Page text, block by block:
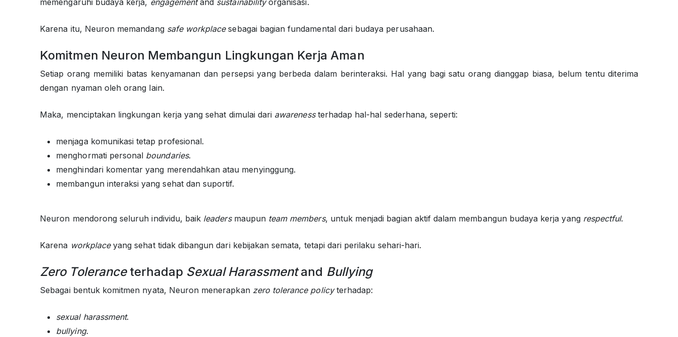
Karena itu, Neuron memandang safe workplacesebagai bagian fundamental dari budaya perusahaan.
Komitmen Neuron Membangun Lingkungan Kerja Aman
Setiap orang memiliki batas kenyamanan dan persepsi yang berbeda dalam berinteraksi. Hal yang bagi satu orang dianggap biasa, belum tentu diterima
dengan nyaman oleh orang lain.
Maka, menciptakan lingkungan kerja yang sehat dimulai dari awareness terhadap hal-hal sederhana, seperti:
menjaga komunikasi tetap profesional.
menghormati personal boundaries.
menghindari komentar yang merendahkan atau menyinggung.
membangun interaksi yang sehat dan suportif.
Neuron mendorong seluruh individu, baik leaders maupun team members, untuk menjadi bagian aktif dalam membangun budaya kerja yang respectful.
Karena workplaceyang sehat tidak dibangun dari kebijakan semata, tetapi dari perilaku sehari-hari.
Zero Tolerance terhadap Sexual Harassmentand Bullying
Sebagai bentuk komitmen nyata, Neuron menerapkan zero tolerance policyterhadap:
sexual harassment.
bullying.